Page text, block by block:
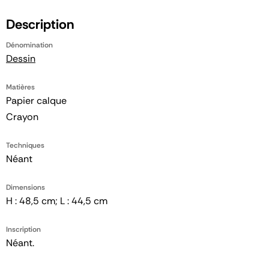
Description
Dénomination
Dessin
Matières
Papier calque
Crayon
Techniques
Néant
Dimensions
H : 48,5 cm; L : 44,5 cm
Inscription
Néant.